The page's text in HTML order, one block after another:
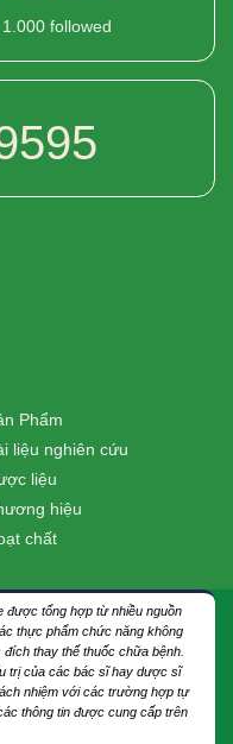
1.000 followed
Phẩm
liệu nghiên cứu
liệu
hiệu
chất
được tổng hợp từ nhiều nguồn
thực phẩm chức năng không
thay thế thuốc chữa bệnh.
trị của các bác sĩ hay dược sĩ
nhiệm với các trường hợp tự
thông tin được cung cấp trên